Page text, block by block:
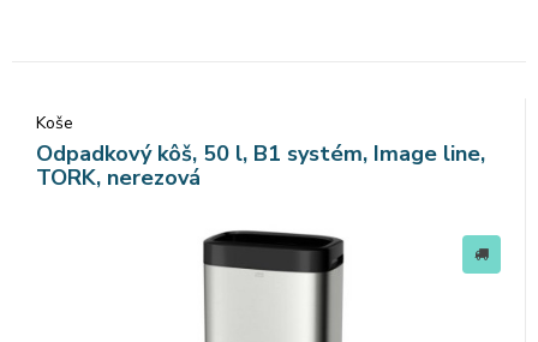
Koše
Odpadkový kôš, 50 l, B1 systém, Image line,
TORK, nerezová